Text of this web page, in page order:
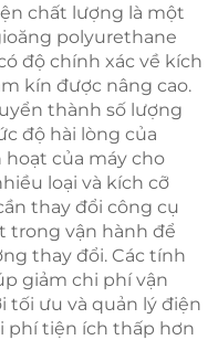
chất lượng là một
polyurethane
độ chính xác về kích
kín được nâng cao.
thành số lượng
độ hài lòng của
của máy cho
loại và kích cỡ
thay đổi công cụ
trong vận hành để
thay đổi. Các tính
giảm chi phí vận
tối ưu và quản lý điện
phí tiện ích thấp hơn